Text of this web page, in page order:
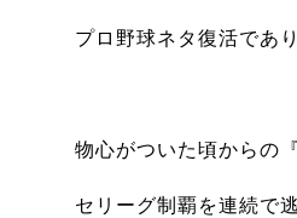
プロ野球ネタ復活であ
物心がついた頃からの
セリーグ制覇を連続で